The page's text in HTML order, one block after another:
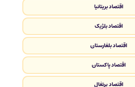
اقتصاد بریتانیا
اقتصاد بلژیک
اقتصاد بلغارستان
اقتصاد پاکستان
اقتصاد پرتغال